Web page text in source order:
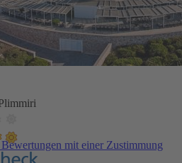
mit einer Zustimmung